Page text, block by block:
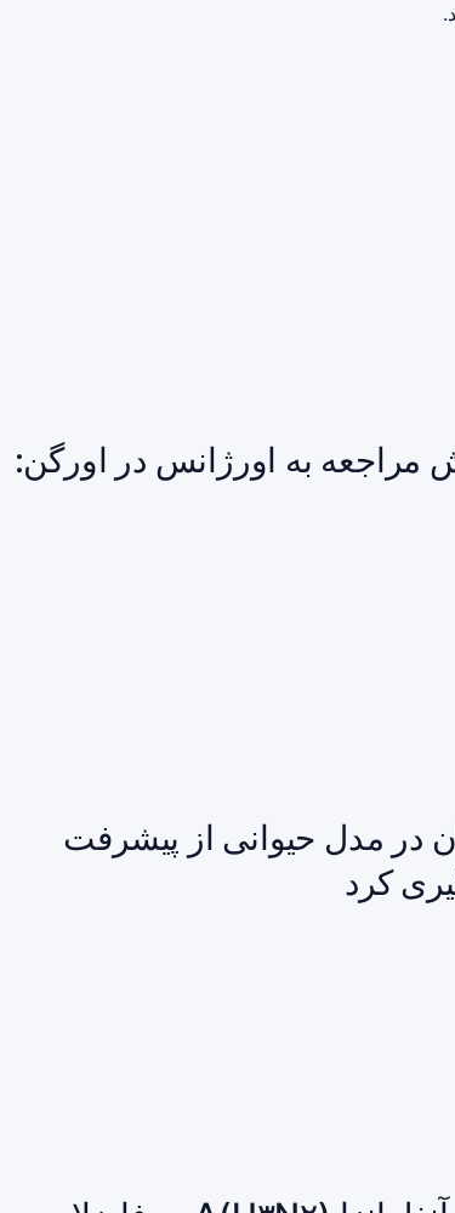
به اورژانس در اورگن:
در مدل حیوانی از پیشرفت
کرد